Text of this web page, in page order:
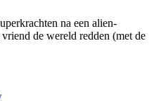
na een alien-
de wereld redden (met de